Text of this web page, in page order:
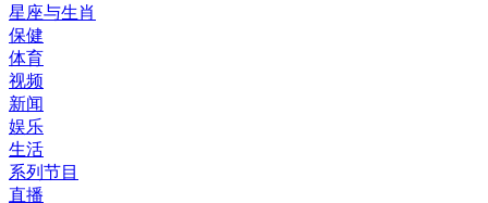
星座与生肖
保健
体育
视频
新闻
娱乐
生活
系列节目
直播